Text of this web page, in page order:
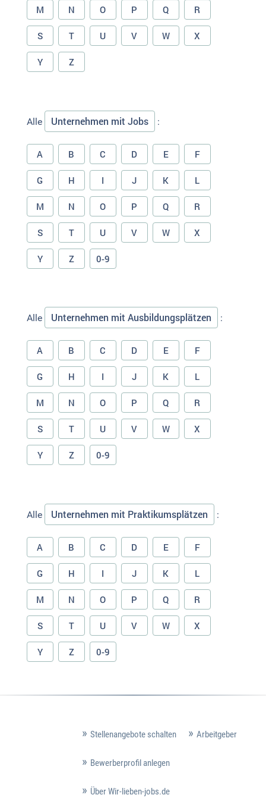
M N O P Q R
S T U V W X
Y Z
Alle Unternehmen mit Jobs :
A B C D E F
G H I J K L
M N O P Q R
S T U V W X
Y Z 0-9
Alle Unternehmen mit Ausbildungsplätzen :
A B C D E F
G H I J K L
M N O P Q R
S T U V W X
Y Z 0-9
Alle Unternehmen mit Praktikumsplätzen :
A B C D E F
G H I J K L
M N O P Q R
S T U V W X
Y Z 0-9
Stellenangebote schalten Arbeitgeber
Bewerberprofil anlegen
Über Wir-lieben-jobs.de